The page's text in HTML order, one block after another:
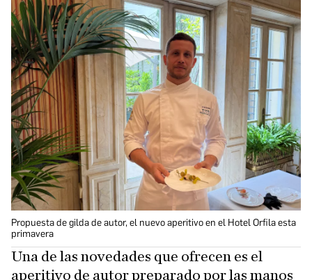
Propuesta de gilda de autor, el nuevo aperitivo en el Hotel Orfila esta
primavera
Una de las novedades que ofrecen es el
aperitivo de autor preparado por las manos